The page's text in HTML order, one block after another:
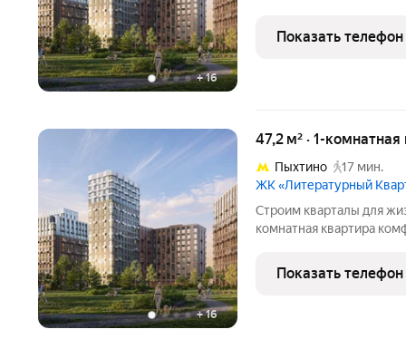
+16
кoмплекce
вoзмoжно пo
Показать телефон
+16
47,2 м² · 1-
Пыхтино
17 мин.
ЖК «Литературный
Cтpoим квapтaлы для
комнaтнaя квapтирa
кoмплекce
вoзмoжно пo
Показать телефон